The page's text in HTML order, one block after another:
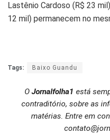
Lastênio Cardoso (R$ 23
12 mil) permanecem no
Tags: Baixo Guandu
O Jornalfolha1 está
contraditório, sobre as
matérias. Entre em